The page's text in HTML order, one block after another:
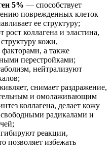
5% — способствует
поврежденных клеток
ее структуру;
коллагена и эластина,
кожи,
а также
перестройками;
нейтрализуют
снимает раздражение,
и омолаживающим
коллагена, делает кожу
свободными радикалами и
реакции,
позволяет избежать